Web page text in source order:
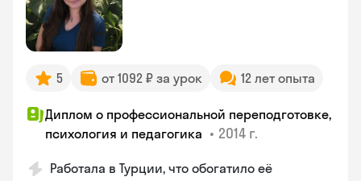
5 от 1092 ₽ за урок 12 лет опыта
Диплом о профессиональной переподготовке,
психология и педагогика • 2014 г.
Работала в Турции, что обогатило её